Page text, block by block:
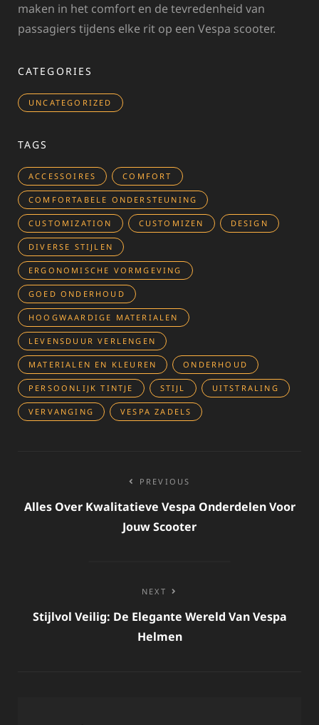
maken in het comfort en de tevredenheid van
passagiers tijdens elke rit op een Vespa scooter.
CATEGORIES
UNCATEGORIZED
TAGS
ACCESSOIRES COMFORT
COMFORTABELE ONDERSTEUNING
CUSTOMIZATION CUSTOMIZEN DESIGN
DIVERSE STIJLEN
ERGONOMISCHE VORMGEVING
GOED ONDERHOUD
HOOGWAARDIGE MATERIALEN
LEVENSDUUR VERLENGEN
MATERIALEN EN KLEUREN ONDERHOUD
PERSOONLIJK TINTJE STIJL UITSTRALING
VERVANGING VESPA ZADELS
navigatie
PREVIOUS
Alles Over Kwalitatieve Vespa Onderdelen Voor
Jouw Scooter
NEXT
Stijlvol Veilig: De Elegante Wereld Van Vespa
Helmen